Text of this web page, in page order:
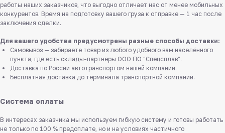
работы наших заказчиков, что выгодно отличает нас от менее мобильных
конкурентов. Время на подготовку вашего груза к отправке — 1 час после
заключения сделки.
Для вашего удобства предусмотрены разные способы доставки:
Самовывоз — забираете товар из любого удобного вам населённого
пункта, где есть склады-партнёры ООО ПО “Спецсплав”.
Доставка по России автотранспортом нашей компании.
Бесплатная доставка до терминала транспортной компании.
Система оплаты
В интересах заказчика мы используем гибкую систему и готовы работать
не только по 100 % предоплате, но и на условиях частичного